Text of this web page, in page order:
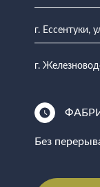
г. Ессентуки,
г.
Без